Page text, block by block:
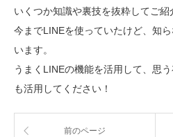
いくつか知識や裏技を抜粋してご紹
今までLINEを使っていたけど、知
います。
うまくLINEの機能を活用して、思
も活用してください！
前のページ